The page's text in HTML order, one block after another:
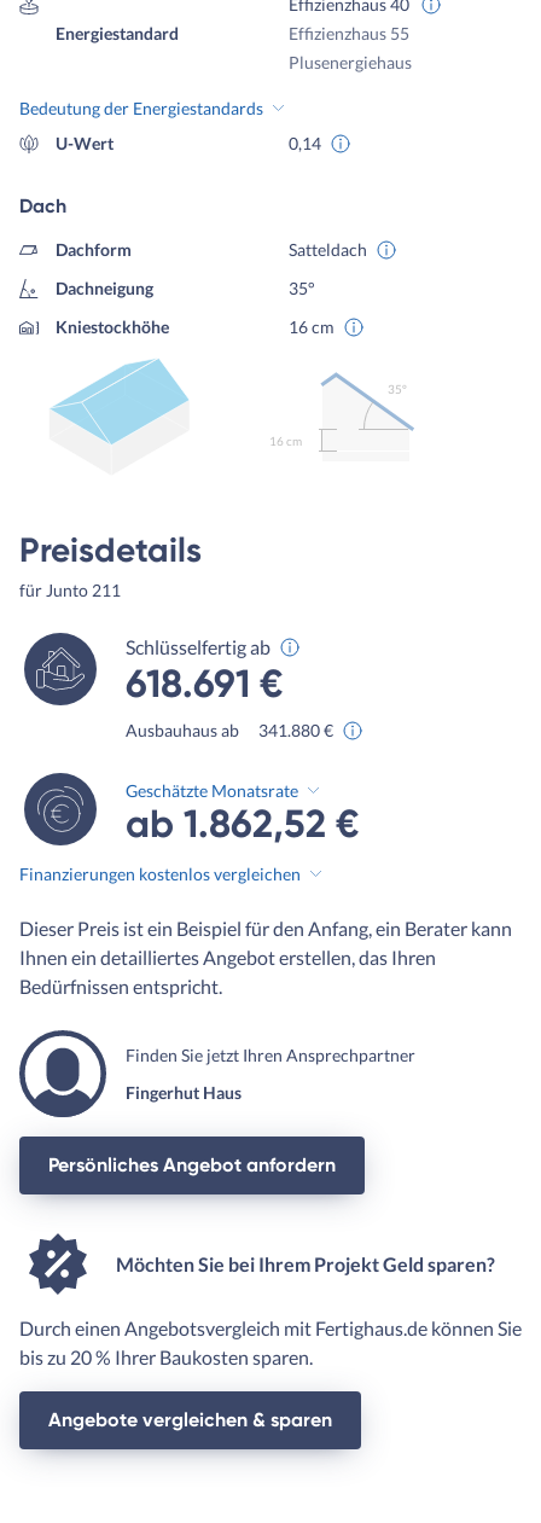
Energiestandard
Effizienzhaus 40
Effizienzhaus 55
Plusenergiehaus
Bedeutung der Energiestandards
U-Wert
0,14
Dach
Dachform
Satteldach
Dachneigung
35°
Kniestockhöhe
16 cm
16 cm
35º
Preisdetails
für Junto 211
Schlüsselfertig ab
618.691 €
Ausbauhaus ab 341.880 €
Geschätzte Monatsrate
ab 1.862,52 €
Finanzierungen kostenlos vergleichen
Dieser Preis ist ein Beispiel für den Anfang, ein Berater kann
Ihnen ein detailliertes Angebot erstellen, das Ihren
Bedürfnissen entspricht.
Finden Sie jetzt Ihren Ansprechpartner
Fingerhut Haus
Persönliches Angebot anfordern
Möchten Sie bei Ihrem Projekt Geld sparen?
Durch einen Angebotsvergleich mit Fertighaus.de können Sie
bis zu 20 % Ihrer Baukosten sparen.
Angebote vergleichen & sparen